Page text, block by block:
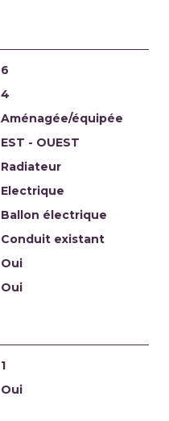
6
4
Aménagée/équipée
EST - OUEST
Radiateur
Electrique
Ballon électrique
Conduit existant
Oui
Oui
1
Oui